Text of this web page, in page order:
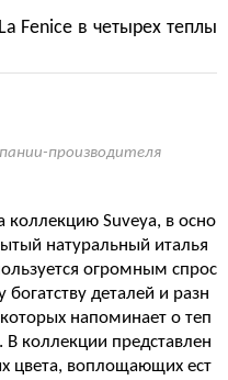
Fenice в четырех теплы
производителя
коллекцию Suveya, в осно
натуральный италья
огромным спрос
деталей и разн
напоминает о теп
коллекции представлен
цвета, воплощающих ест